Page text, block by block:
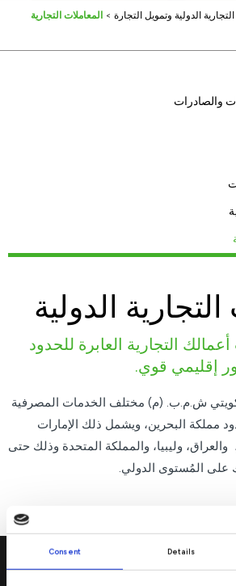
Consent Details
الدولية وتمويل التجارة >
المعاملات التجارية
والصادرات
الدولية
أعمالك التجارية العابرة للحدود
إقليمي قوي.
ش.م.ب. (م) مختلف الخدمات المصرفية
مملكة البحرين، ويشمل ذلك الإمارات
وليبيا، والمملكة المتحدة وذلك حتى
على المُستوى الدولي.